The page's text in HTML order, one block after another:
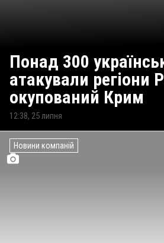
Понад 300
атакували регіони
окупований Крим
12:38, 25 липня
Новини компаній